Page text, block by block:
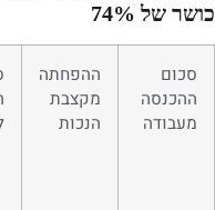
כושר של 74%
סכום
ההכנסה
מעבודה
ההפחתה
מקצבת
הנכות